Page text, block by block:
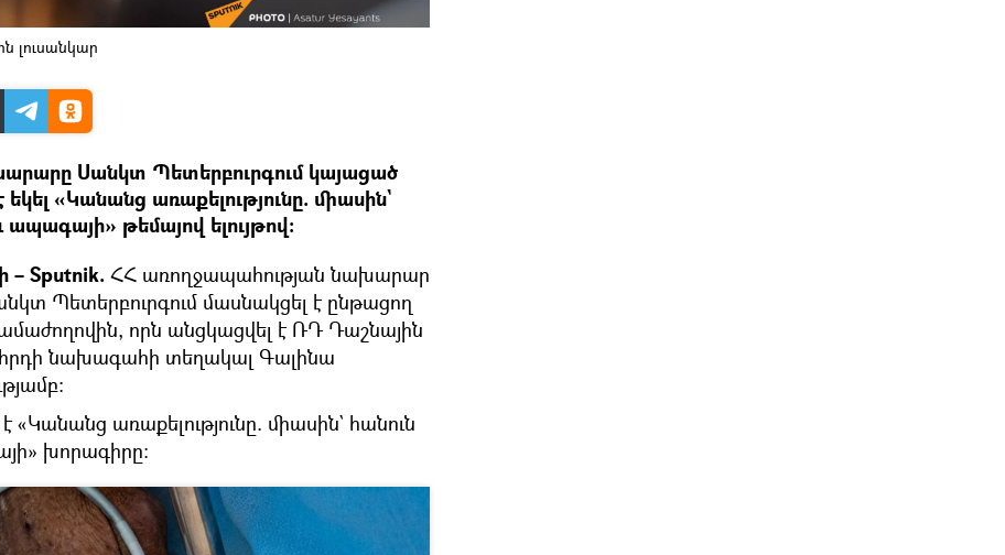
լուսանկար
Սանկտ Պետերբուրգում կայացած
«Կանանց առաքելությունը. միասին`
թեմայով ելույթով։
– Sputnik. ՀՀ առողջապահության նախարար
Պետերբուրգում մասնակցել է ընթացող
որն անցկացվել է ՌԴ Դաշնային
նախագահի տեղակալ Գալինա
է «Կանանց առաքելությունը. միասին` հանուն
խորագիրը: